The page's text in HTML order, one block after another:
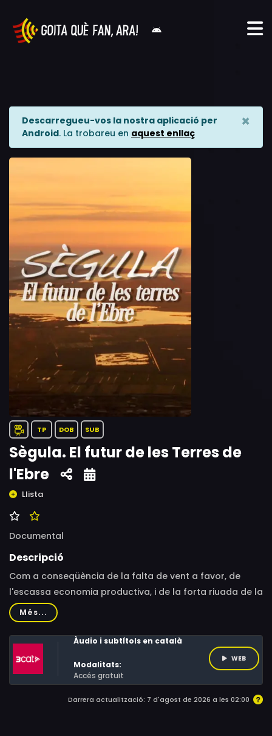
Descarregueu-vos la nostra aplicació per
Android. La trobareu en aquest enllaç
×
TP DOB SUB
Sègula. El futur de les Terres de
l'Ebre
Llista
Documental
Descripció
Com a conseqüència de la falta de vent a favor, de
l'escassa economia productiva, i de la forta riuada de la
crisi financera i moral que s'emporta la prosperitat i la
salut de les famílies, molta gent es pregunta: per sobre
de les diferències, una minoria pot influir de manera
directa sobre el seu futur? El documental mostra la
cohesió territorial a la recerca d'un futur en temps
incerts.
Més...
Àudio i subtítols en català
Modalitats:
Accés gratuït
WEB
Darrera actualització: 7 d'agost de 2026 a les 02:00